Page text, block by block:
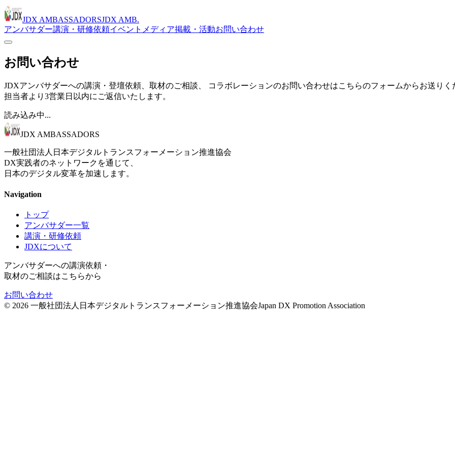
JDX AMBASSADORSJDX AMB.
アンバサダー講演・研修依頼イベント メディア掲載・活動お問い合わせ
お問い合わせ
JDXアンバサダーへの講演・登壇依頼、取材のご相談、 コラボレーションのお問い合わせはこちらのフォームからお送りく
担当者より3営業日以内にご返信いたします。
読み込み中...
JDX AMBASSADORS
一般社団法人日本デジタルトランスフォーメーション推進協会
DX実践者のネットワークを通じて、
日本のデジタル変革を加速します。
Navigation
トップ
アンバサダー一覧
講演・研修依頼
JDXについて
アンバサダーへの講演依頼・
取材のご相談はこちらから
お問い合わせ
© 2026 一般社団法人日本デジタルトランスフォーメーション推進協会Japan DX Promotion Association